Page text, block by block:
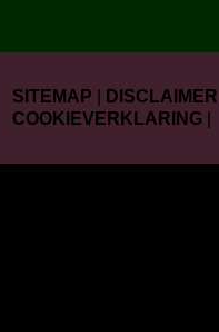
SITEMAP DISCLAIMER
COOKIEVERKLARING